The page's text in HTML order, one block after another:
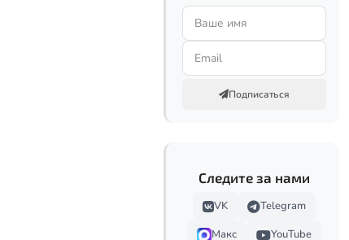
Подписаться
Следите за нами
VK
Telegram
Макс
YouTube